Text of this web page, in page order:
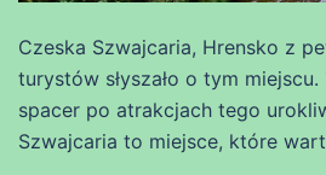
Czeska Szwajcaria, Hrensko z
turystów słyszało o tym
spacer po atrakcjach tego
Szwajcaria to miejsce, które